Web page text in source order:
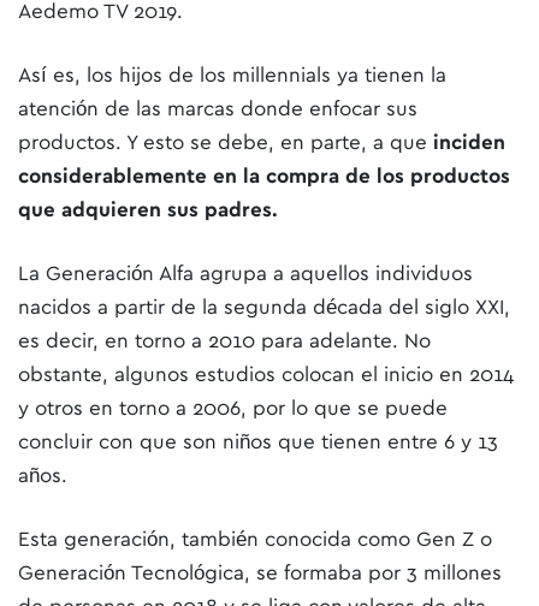
Aedemo TV 2019.
Así es, los hijos de los millennials ya tienen la
atención de las marcas donde enfocar sus
productos. Y esto se debe, en parte, a que inciden
considerablemente en la compra de los productos
que adquieren sus padres.
La Generación Alfa agrupa a aquellos individuos
nacidos a partir de la segunda década del siglo XXI,
es decir, en torno a 2010 para adelante. No
obstante, algunos estudios colocan el inicio en 2014
y otros en torno a 2006, por lo que se puede
concluir con que son niños que tienen entre 6 y 13
años.
Esta generación, también conocida como Gen Z o
Generación Tecnológica, se formaba por 3 millones